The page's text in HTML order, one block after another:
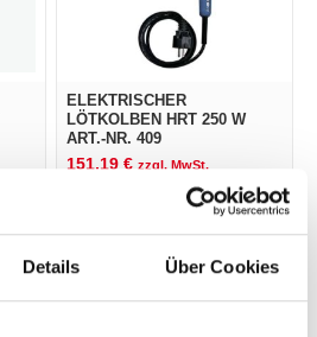
Details Über Cookies
ELEKTRISCHER
LÖTKOLBEN HRT 250 W
ART.-NR. 409
151,19 € zzgl. MwSt.
inkl. MwSt.